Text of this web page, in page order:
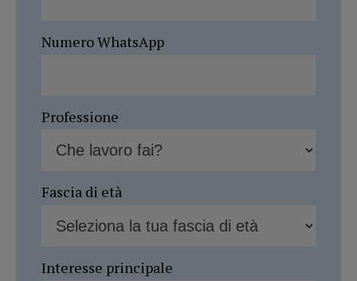
Numero WhatsApp
Professione
Fascia di età
Interesse principale